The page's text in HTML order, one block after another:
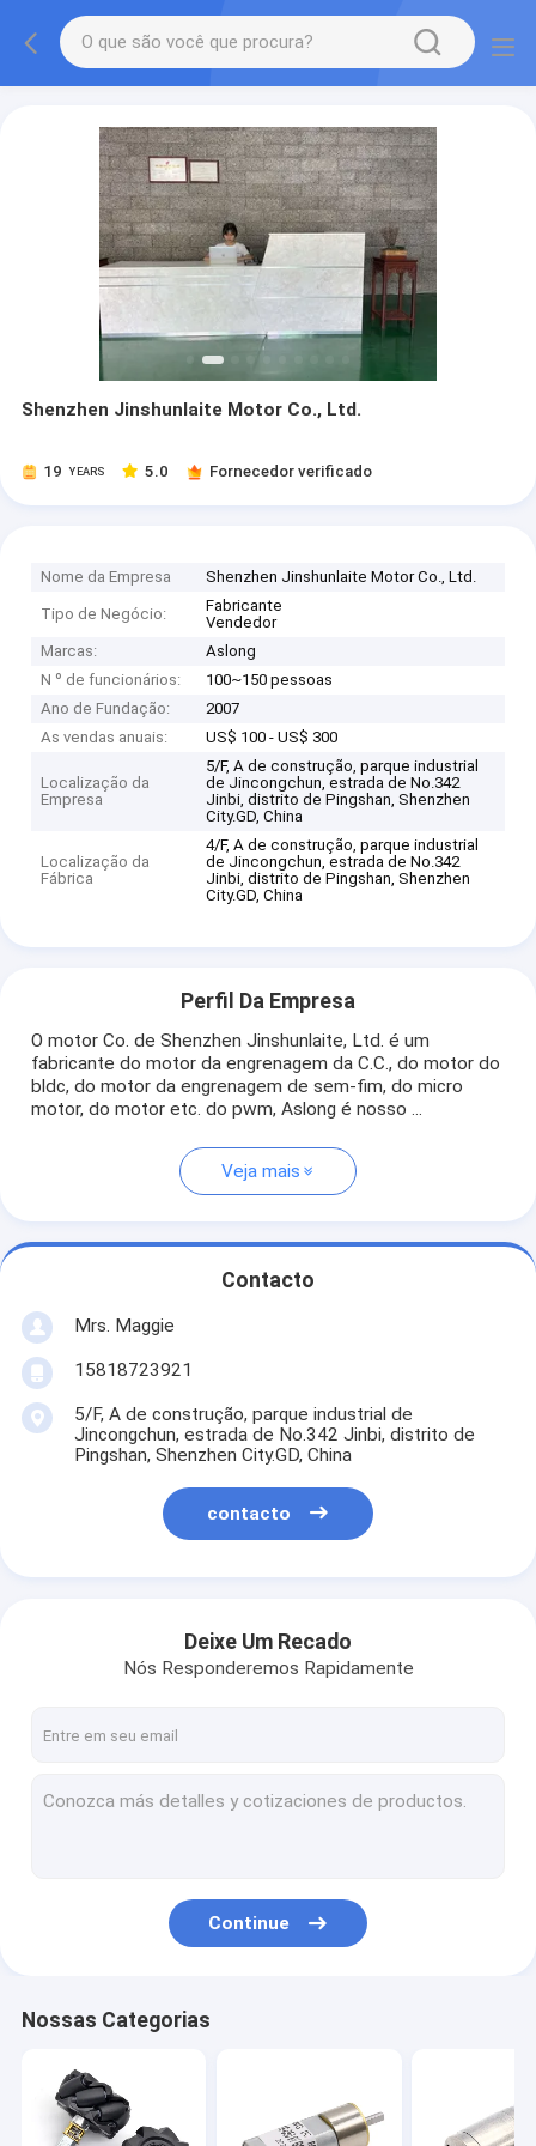
Shenzhen Jinshunlaite Motor Co., Ltd.
19 YEARS 5.0 Fornecedor verificado
Nome da Empresa Shenzhen Jinshunlaite Motor Co., Ltd.
Tipo de Negócio:
Fabricante
Vendedor
Marcas:
Aslong
N º de funcionários:
100~150 pessoas
Ano de Fundação:
2007
As vendas anuais:
US$ 100 - US$ 300
Localização da
Empresa
5/F, A de construção, parque industrial
de Jincongchun, estrada de No.342
Jinbi, distrito de Pingshan, Shenzhen
City.GD, China
Localização da
Fábrica
4/F, A de construção, parque industrial
de Jincongchun, estrada de No.342
Jinbi, distrito de Pingshan, Shenzhen
City.GD, China
Perfil Da Empresa
O motor Co. de Shenzhen Jinshunlaite, Ltd. é um
fabricante do motor da engrenagem da C.C., do motor do
bldc, do motor da engrenagem de sem-fim, do micro
motor, do motor etc. do pwm, Aslong é nosso ...
Veja mais
Contacto
Mrs. Maggie
15818723921
5/F, A de construção, parque industrial de
Jincongchun, estrada de No.342 Jinbi, distrito de
Pingshan, Shenzhen City.GD, China
contacto
Deixe Um Recado
Nós Responderemos Rapidamente
Continue
Nossas Categorias